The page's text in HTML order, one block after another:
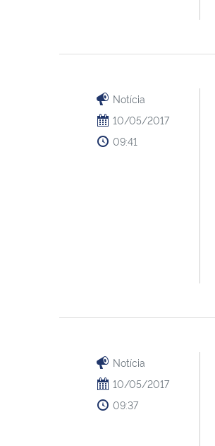
Notícia
10/05/2017
09:41
Notícia
10/05/2017
09:37